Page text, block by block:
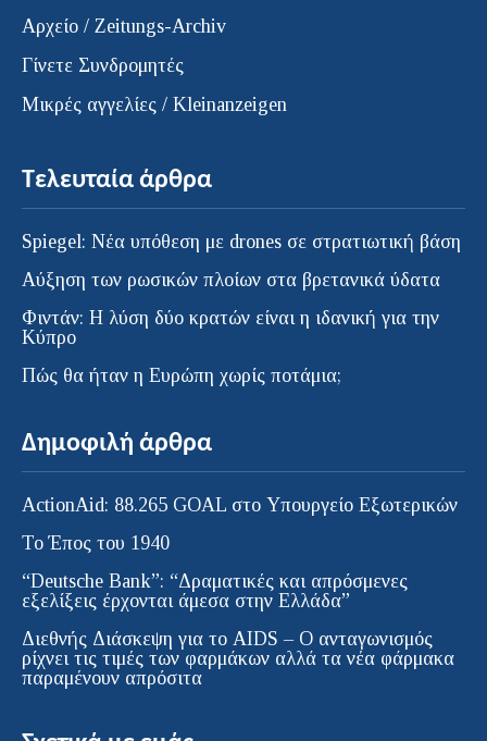
Αρχείο / Zeitungs-Archiv
Γίνετε Συνδρομητές
Μικρές αγγελίες / Kleinanzeigen
Τελευταία άρθρα
Spiegel: Νέα υπόθεση με drones σε στρατιωτική βάση
Αύξηση των ρωσικών πλοίων στα βρετανικά ύδατα
Φιντάν: Η λύση δύο κρατών είναι η ιδανική για την
Κύπρο
Πώς θα ήταν η Ευρώπη χωρίς ποτάμια;
Δημοφιλή άρθρα
ActionAid: 88.265 GOAL στο Υπουργείο Εξωτερικών
Το Έπος του 1940
“Deutsche Bank”: “Δραματικές και απρόσμενες
εξελίξεις έρχονται άμεσα στην Ελλάδα”
Διεθνής Διάσκεψη για το AIDS – Ο ανταγωνισμός
ρίχνει τις τιμές των φαρμάκων αλλά τα νέα φάρμακα
παραμένουν απρόσιτα